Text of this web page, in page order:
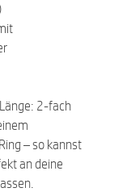
2-fach
– so kannst
an deine